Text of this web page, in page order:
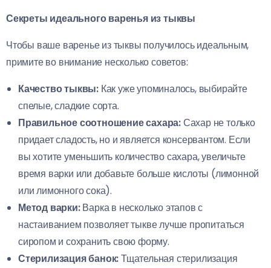
Секреты идеального варенья из тыквы
Чтобы ваше варенье из тыквы получилось идеальным,
примите во внимание несколько советов:
Качество тыквы: Как уже упоминалось, выбирайте
спелые, сладкие сорта.
Правильное соотношение сахара:Сахар не только
придает сладость, но и является консервантом. Если
вы хотите уменьшить количество сахара, увеличьте
время варки или добавьте больше кислоты (лимонной
или лимонного сока).
Метод варки:Варка в несколько этапов с
настаиванием позволяет тыкве лучше пропитаться
сиропом и сохранить свою форму.
Стерилизация банок:Тщательная стерилизация